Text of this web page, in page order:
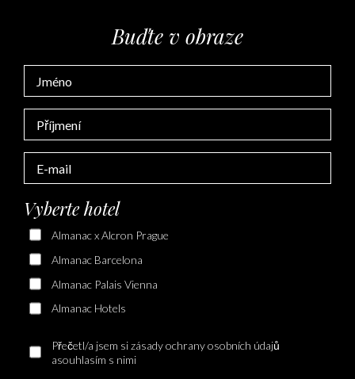
Buďte v obraze
Vyberte hotel
Almanac x Alcron Prague
Almanac Barcelona
Almanac Palais Vienna
Almanac Hotels
Přečetl/a jsem si zásady ochrany osobních údajů
asouhlasím s nimi